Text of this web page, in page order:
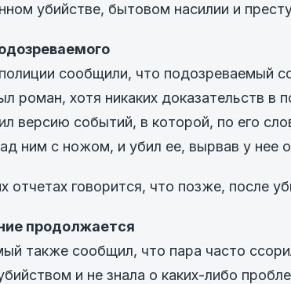
убийстве, бытовом насилии и
сообщили, что подозреваемый
роман, хотя никаких доказательств в
версию событий, в которой, по его
ним с ножом, и убил ее, вырвав у нее
отчетах говорится, что позже, после
продолжается
также сообщил, что пара часто
и не знала о каких-либо